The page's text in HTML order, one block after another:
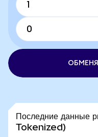
Последние данные
Tokenized)